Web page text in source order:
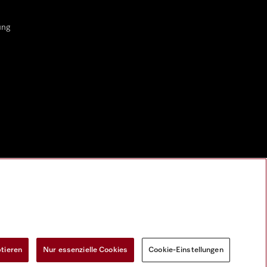
Nur essenzielle Cookies Cookie-Einstellungen